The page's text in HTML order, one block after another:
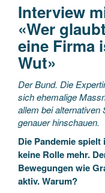
Interview
«Wer
eine Firma
Wut»
Der Bund. Die
sich ehemalige
allem bei alternativen
genauer hinschauen.
Die Pandemie
keine Rolle mehr.
Bewegungen wie
aktiv. Warum?